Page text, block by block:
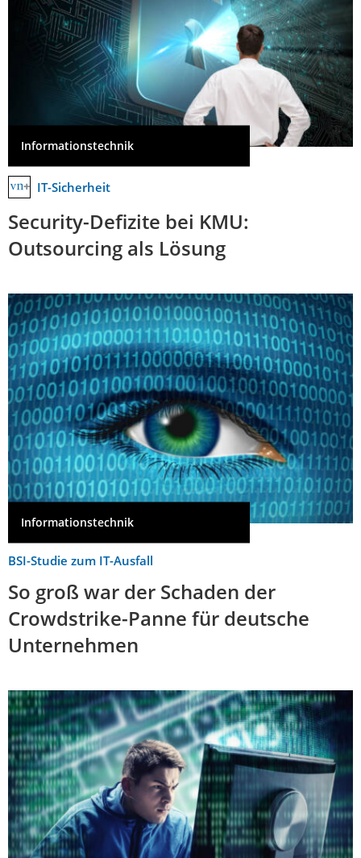
Informationstechnik
IT-Sicherheit
Security-Defizite bei KMU:
Outsourcing als Lösung
Informationstechnik
BSI-Studie zum IT-Ausfall
So groß war der Schaden der
Crowdstrike-Panne für deutsche
Unternehmen